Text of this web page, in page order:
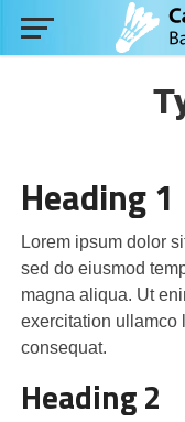
Heading 1
Lorem ipsum dolor
sed do eiusmod
magna aliqua. Ut
exercitation ullamco
consequat.
Heading 2